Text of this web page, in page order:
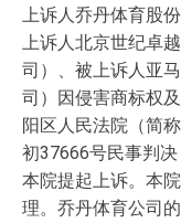
上诉人乔丹体育股
上诉人北京世纪卓
司）、被上诉人亚
司）因侵害商标权
阳区人民法院（简
初37666号民事判
本院提起上诉。本
理。乔丹体育公司